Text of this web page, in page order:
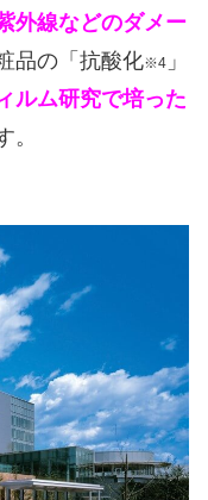
外線などのダメー
品の「抗酸化※4 」
ルム研究で培った
。